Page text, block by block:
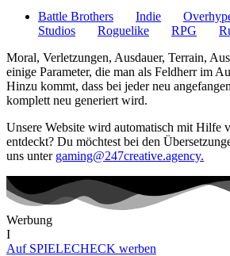
Battle Brothers
Indie
Studios
Roguelike RPG
Moral, Verletzungen, Ausdauer, Terrain,
einige Parameter, die man als Feldherr im
Hinzu kommt, dass bei jeder neu
komplett neu generiert wird.
Unsere Website wird automatisch mit Hilfe
entdeckt? Du möchtest bei den
uns unter gaming@247creative.agency.
Werbung
I
Auf SPIELECHECK werben